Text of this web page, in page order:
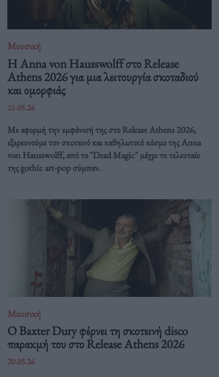
Μουσική
Η Anna von Hausswolff στο Release
Athens 2026 για μια λειτουργία σκοταδιού
και ομορφιάς
21.05.26
Με αφορμή την εμφάνισή της στο Release Athens 2026,
εξερευνούμε τον σκοτεινό και καθηλωτικό κόσμο της Anna
von Hausswolff, από το "Dead Magic" μέχρι το τελευταίο
της gothic art-pop σύμπαν.
Μουσική
Ο Baxter Dury φέρνει τη σκοτεινή disco
παρακμή του στο Release Athens 2026
20.05.26